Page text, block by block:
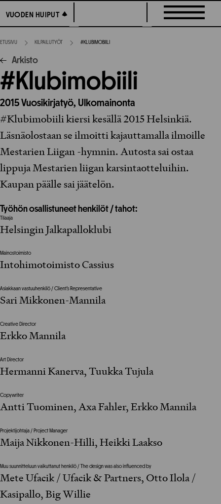
suoraan
sisältöön
VUODEN HUIPUT
VUODEN HUIPUT
ETUSIVU KILPAILUTYÖT #KLUBIMOBIILI
Arkisto
#Klubimobiili
2015Vuosikirjatyö, Ulkomainonta
#Klubimobiili kiersi kesällä 2015 Helsinkiä.
Läsnäolostaan se ilmoitti kajauttamalla ilmoille
Mestarien Liigan -hymnin. Autosta sai ostaa
lippuja Mestarien liigan karsintaotteluihin.
Kaupan päälle sai jäätelön.
Työhön osallistuneet henkilöt / tahot:
Tilaaja
Helsingin Jalkapalloklubi
Mainostoimisto
Intohimotoimisto Cassius
Asiakkaan vastuuhenkilö / Client’s Representative
Sari Mikkonen-Mannila
Creative Director
Erkko Mannila
Art Director
Hermanni Kanerva, Tuukka Tujula
Copywriter
Antti Tuominen, Axa Fahler, Erkko Mannila
Projektijohtaja / Project Manager
Maija Nikkonen-Hilli, Heikki Laakso
Muu suunnitteluun vaikuttanut henkilö / The design was also influenced by
Mete Ufacik / Ufacik & Partners, Otto Ilola /
Kasipallo, Big Willie